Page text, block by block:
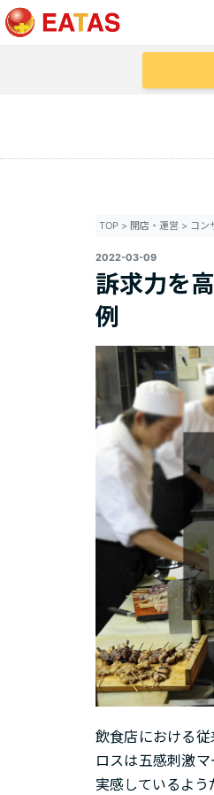
TOP> 開店・運営 > コン
2022-03-09
訴求力を
例
飲食店における
ロスは五感刺激
実感しているよう